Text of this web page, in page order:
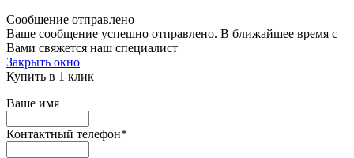
Сообщение отправлено
Ваше сообщение успешно отправлено. В ближайшее время с
Вами свяжется наш специалист
Закрыть окно
Купить в 1 клик
Ваше имя
Контактный телефон*